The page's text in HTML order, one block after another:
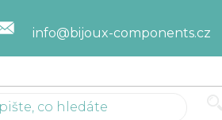
info@bijoux-components.cz